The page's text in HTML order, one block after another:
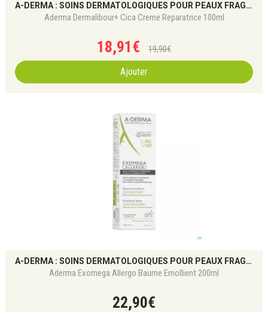
A-DERMA : SOINS DERMATOLOGIQUES POUR PEAUX FRAGILES
Aderma Dermalibour+ Cica Creme Reparatrice 100ml
18,91€ 19,90€
Ajouter
A-DERMA : SOINS DERMATOLOGIQUES POUR PEAUX FRAGILES
Aderma Exomega Allergo Baume Emollient 200ml
22,90€